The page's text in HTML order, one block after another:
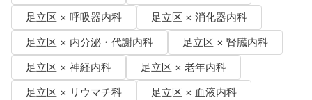
足立区 × 呼吸器内科
足立区 × 消化器内科
足立区 × 内分泌・代謝内科
足立区 × 腎臓内科
足立区 × 神経内科
足立区 × 老年内科
足立区 × リウマチ科
足立区 × 血液内科